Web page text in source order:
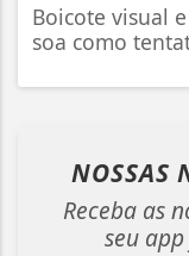
Boicote visual
soa como
NOSSAS
Receba as
seu